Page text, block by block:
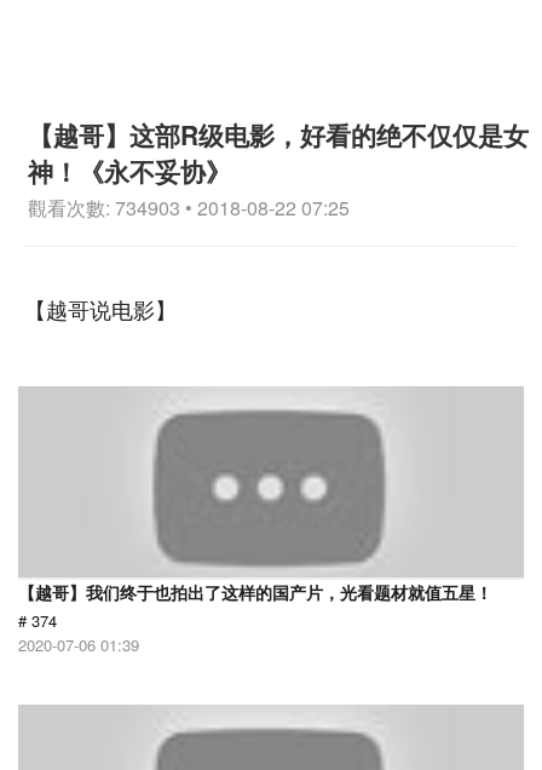
【越哥】这部R级电影，好看的绝不仅仅是女
神！《永不妥协》
觀看次數: 734903 • 2018-08-22 07:25
【越哥说电影】
【越哥】我们终于也拍出了这样的国产片，光看题材就值五星！
# 374
2020-07-06 01:39